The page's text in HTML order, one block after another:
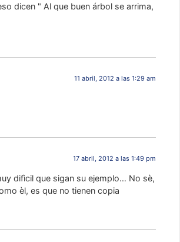
dicen " Al que buen árbol se arrima,
11 abril, 2012 a las 1:29 am
17 abril, 2012 a las 1:49 pm
difìcil que sigan su ejemplo… No sè,
èl, es que no tienen copia